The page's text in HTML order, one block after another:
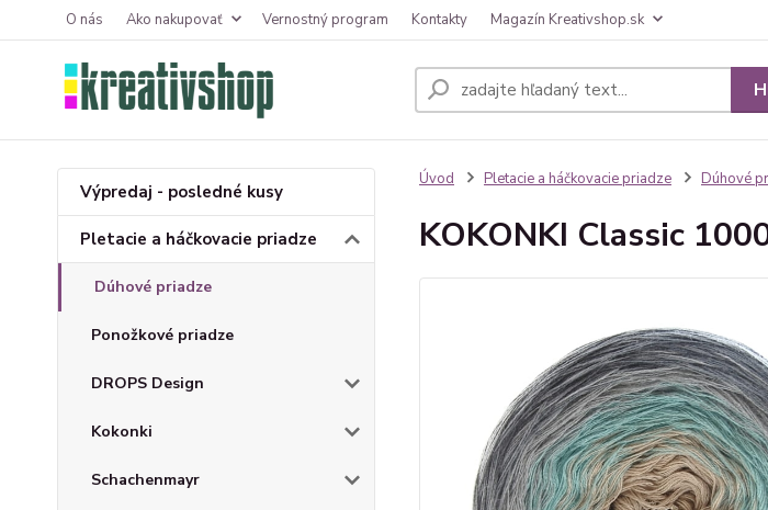
O nás Ako nakupovať Vernostný program Kontakty Magazín Kreativshop.sk
Výpredaj - posledné kusy
Pletacie a háčkovacie priadze
Dúhové priadze
Ponožkové priadze
DROPS Design
Kokonki
Schachenmayr
Úvod Pletacie a háčkovacie priadze Dúhové
KOKONKI Classic